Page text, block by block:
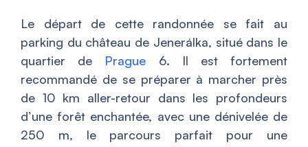
Le départ de cette randonnée se fait au
parking du château de Jenerálka, situé dans le
quartier de Prague 6. Il est fortement
recommandé de se préparer à marcher près
de 10 km aller-retour dans les profondeurs
d’une forêt enchantée, avec une dénivelée de
250 m, le parcours parfait pour une